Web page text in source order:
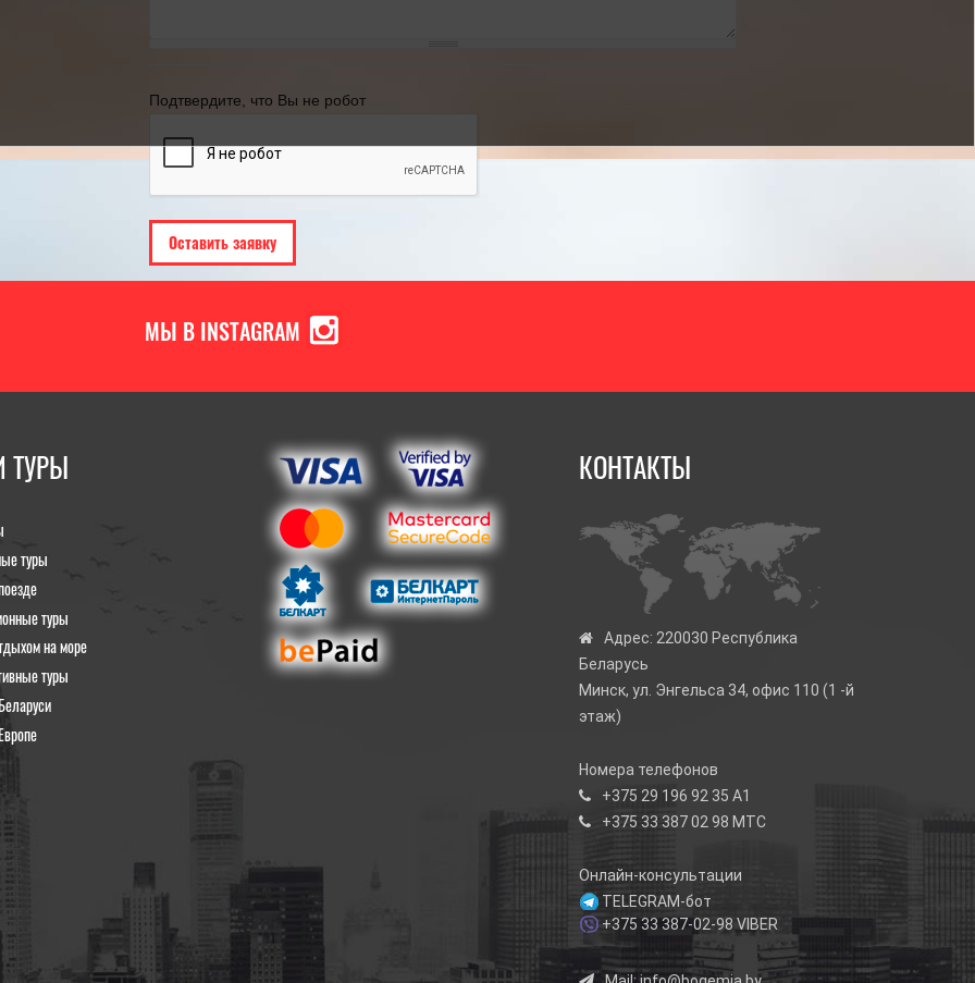
Подтвердите, что Вы не робот
МЫ В INSTAGRAM
ТУРЫ
туры
туры
на море
туры
КОНТАКТЫ
Адрес: 220030 Республика
Беларусь
Минск, ул. Энгельса 34, офис 110 (1 -й
этаж)
Номера телефонов
+375 29 196 92 35 А1
+375 33 387 02 98 МТС
Онлайн-консультации
TELEGRAM-бот
+375 33 387-02-98 VIBER